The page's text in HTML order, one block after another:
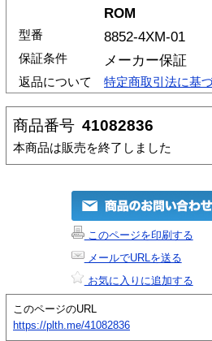
ROM
型番 8852-4XM-01
保証条件 メーカー保証
返品について 特定商取引法に基
商品番号 41082836
本商品は販売を終了しました
このページを印刷する
メールでURLを送る
お気に入りに追加する
このページのURL
https://plth.me/41082836